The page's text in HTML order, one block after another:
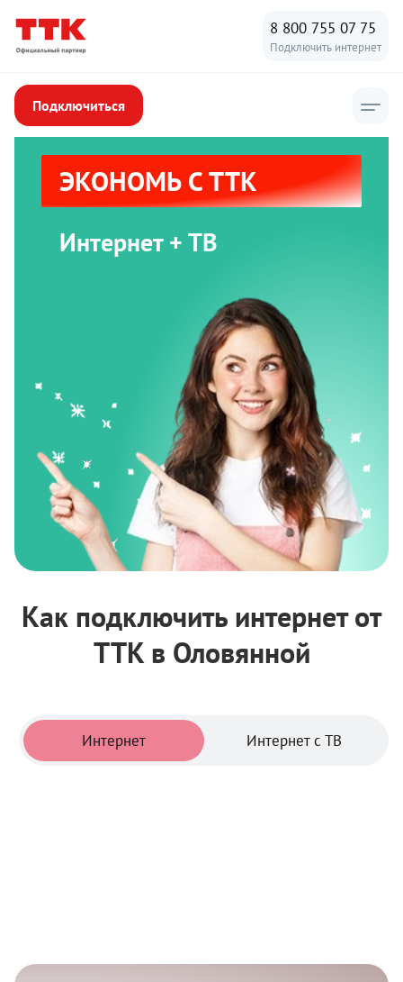
8 800 755 07 75
Подключить интернет
Подключиться
ЭКОНОМЬ С ТТК
Интернет + ТВ
Как подключить интернет от
ТТК в Оловянной
Интернет Интернет с ТВ
Тарифы